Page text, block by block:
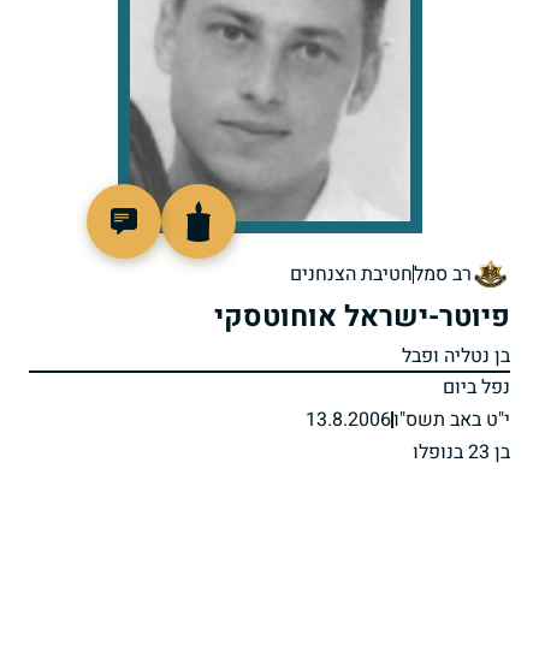
רב סמלחטיבת הצנחנים
פיוטר-ישראל אוחוטסקי
בן נטליה ופבל
נפל ביום
י"ט באב תשס"ו13.8.2006
בן 23 בנופלו